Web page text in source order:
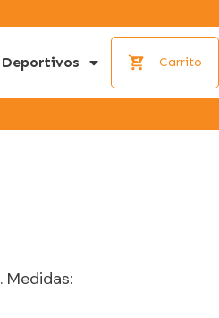
Deportivos Carrito